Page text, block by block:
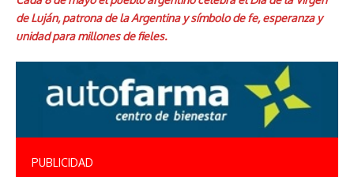
de Luján, patrona de la Argentina y símbolo de fe, esperanza y
unidad para millones de fieles.
PUBLICIDAD